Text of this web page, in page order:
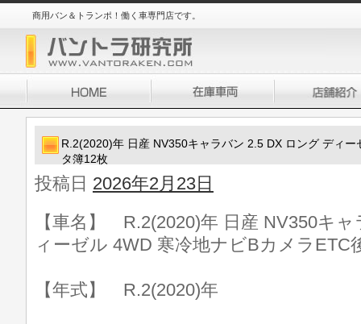
商用バン＆トランポ！働く車専門店です。
R.2(2020)年 日産 NV350キャラバン 2.5 DX ロング ディ
タ簿12枚
投稿日 2026年2月23日
【車名】 R.2(2020)年 日産 NV350キ
ィーゼル 4WD 寒冷地ナビBカメラETC
【年式】 R.2(2020)年